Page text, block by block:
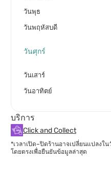
วันพุธ
วันพฤหัสบดี
วันศุกร์
วันเสาร์
วันอาทิตย์
บริการ
Click and Collect
*เวลาเปิด–ปิดร้านอาจเปลี่ยนแปลง
โดยตรงเพื่อยืนยันข้อมูลล่าสุด